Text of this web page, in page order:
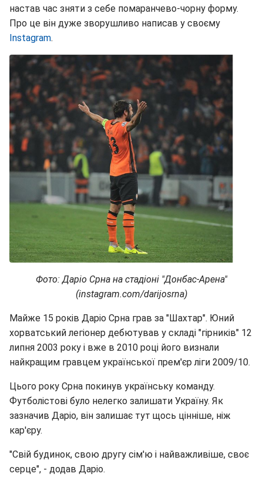
настав час зняти з себе помаранчево-чорну форму.
Про це він дуже зворушливо написав у своєму
Instagram.
Фото: Даріо Срна на стадіоні "Донбас-Арена"
(instagram.com/darijosrna)
Майже 15 років Даріо Срна грав за "Шахтар". Юний
хорватський легіонер дебютував у складі "гірників" 12
липня 2003 року і вже в 2010 році його визнали
найкращим гравцем української прем'єр ліги 2009/10.
Цього року Срна покинув українську команду.
Футболістові було нелегко залишати Україну. Як
зазначив Даріо, він залишає тут щось цінніше, ніж
кар'єру.
"Свій будинок, свою другу сім'ю і найважливіше, своє
серце", - додав Даріо.